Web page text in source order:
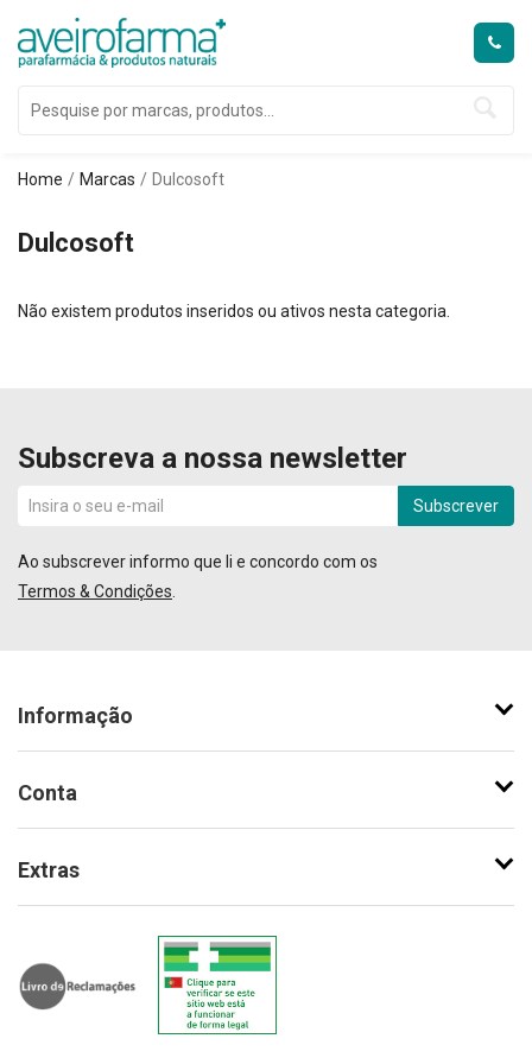
Home Marcas Dulcosoft
Dulcosoft
Não existem produtos inseridos ou ativos nesta categoria.
Subscreva a nossa newsletter
Subscrever
Ao subscrever informo que li e concordo com os
Termos & Condições
Informação
Conta
Extras